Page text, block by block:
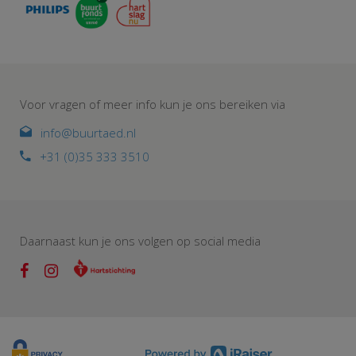
Voor vragen of meer info kun je ons bereiken via
info@buurtaed.nl
+31 (0)35 333 3510
Daarnaast kun je ons volgen op social media